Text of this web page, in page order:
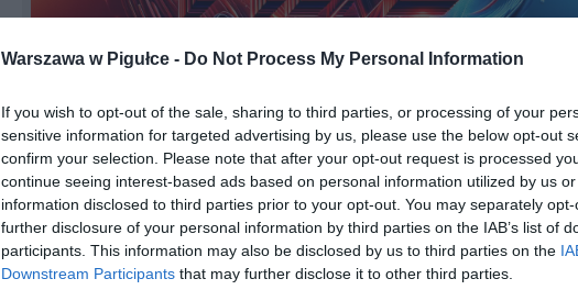
Warszawa w Pigułce - Do Not Process My Personal Information
If you wish to opt-out of the sale, sharing to third parties, or processing of your
sensitive information for targeted advertising by us, please use the below opt-out
confirm your selection. Please note that after your opt-out request is processed
continue seeing interest-based ads based on personal information utilized by us
information disclosed to third parties prior to your opt-out. You may separately
further disclosure of your personal information by third parties on the IAB’s list of
participants. This information may also be disclosed by us to third parties on the
Downstream Participants that may further disclose it to other third parties.
Fot. Obraz zaprojektowany przez Warszawa w Pigułce wygenerowany w
Ekspert ostrzega, że narastające zadłużenie, napięcia geopolityczne,
handlowe oraz kryzysy klimatyczne mogą połączyć się w „perfekcyjną
która doprowadzi do recesji, stagflacji, a nawet poważnych zaburzeń